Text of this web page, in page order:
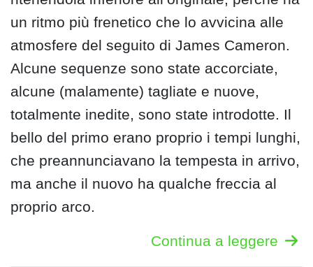
un ritmo più frenetico che lo avvicina alle
atmosfere del seguito di James Cameron.
Alcune sequenze sono state accorciate,
alcune (malamente) tagliate e nuove,
totalmente inedite, sono state introdotte. Il
bello del primo erano proprio i tempi lunghi,
che preannunciavano la tempesta in arrivo,
ma anche il nuovo ha qualche freccia al
proprio arco.
Continua a leggere